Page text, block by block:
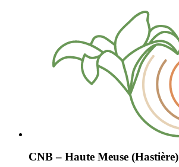
CNB – Haute Meuse (Hastière)